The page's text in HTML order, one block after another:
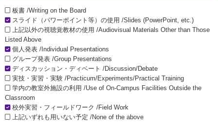
板書 /Writing on the Board
スライド（パワーポイント等）の使用 /Slides (PowerPoint, etc.)
上記以外の視聴覚教材の使用 /Audiovisual Materials Other than Those
Listed Above
個人発表 /Individual Presentations
グループ発表 /Group Presentations
ディスカッション・ディベート /Discussion/Debate
実技・実習・実験 /Practicum/Experiments/Practical Training
学内の教室外施設の利用 /Use of On-Campus Facilities Outside the
Classroom
校外実習・フィールドワーク /Field Work
上記いずれも用いない予定 /None of the above